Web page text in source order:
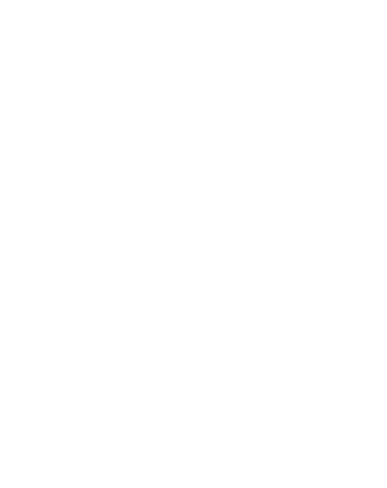
nezaboravnu uspomenu.
fotografijama, video spotom i wedding